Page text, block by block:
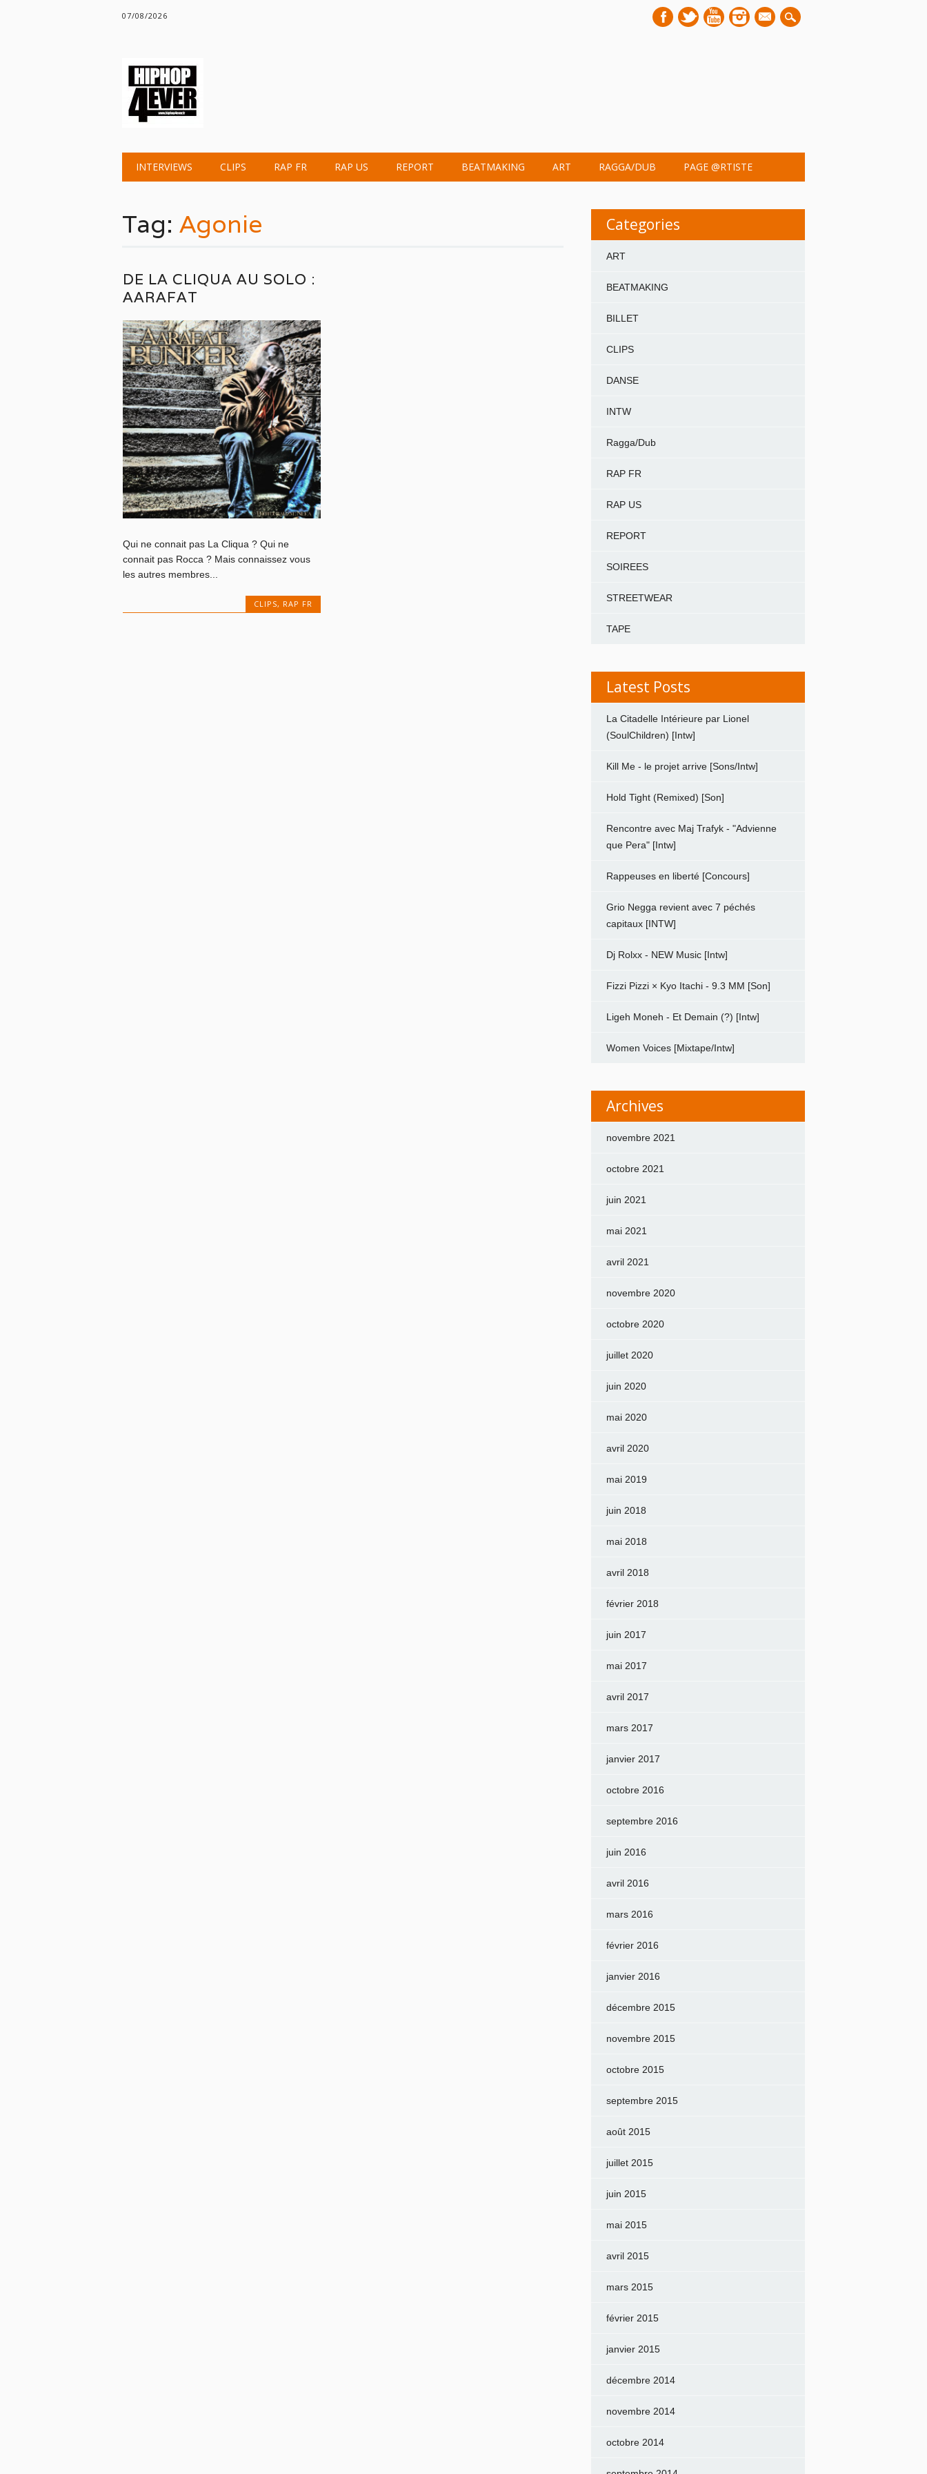
07/08/2026
mail
Main menu
INTERVIEWS CLIPS RAP FR RAP US REPORT BEATMAKING ART RAGGA/DUB PAGE @RTISTE
Tag: Agonie
DE LA CLIQUA AU SOLO :
AARAFAT
Qui ne connait pas La Cliqua ? Qui ne
connait pas Rocca ? Mais connaissez vous
les autres membres...
CLIPS, RAP FR
Categories
ART
BEATMAKING
BILLET
CLIPS
DANSE
INTW
Ragga/Dub
RAP FR
RAP US
REPORT
SOIREES
STREETWEAR
TAPE
Latest Posts
La Citadelle Intérieure par Lionel
(SoulChildren) [Intw]
Kill Me - le projet arrive [Sons/Intw]
Hold Tight (Remixed) [Son]
Rencontre avec Maj Trafyk - "Advienne
que Pera" [Intw]
Rappeuses en liberté [Concours]
Grio Negga revient avec 7 péchés
capitaux [INTW]
Dj Rolxx - NEW Music [Intw]
Fizzi Pizzi × Kyo Itachi - 9.3 MM [Son]
Ligeh Moneh - Et Demain (?) [Intw]
Women Voices [Mixtape/Intw]
Archives
novembre 2021
octobre 2021
juin 2021
mai 2021
avril 2021
novembre 2020
octobre 2020
juillet 2020
juin 2020
mai 2020
avril 2020
mai 2019
juin 2018
mai 2018
avril 2018
février 2018
juin 2017
mai 2017
avril 2017
mars 2017
janvier 2017
octobre 2016
septembre 2016
juin 2016
avril 2016
mars 2016
février 2016
janvier 2016
décembre 2015
novembre 2015
octobre 2015
septembre 2015
août 2015
juillet 2015
juin 2015
mai 2015
avril 2015
mars 2015
février 2015
janvier 2015
décembre 2014
novembre 2014
octobre 2014